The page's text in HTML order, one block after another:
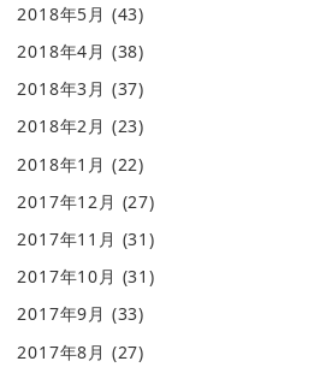
2018年5月 (43)
2018年4月 (38)
2018年3月 (37)
2018年2月 (23)
2018年1月 (22)
2017年12月 (27)
2017年11月 (31)
2017年10月 (31)
2017年9月 (33)
2017年8月 (27)